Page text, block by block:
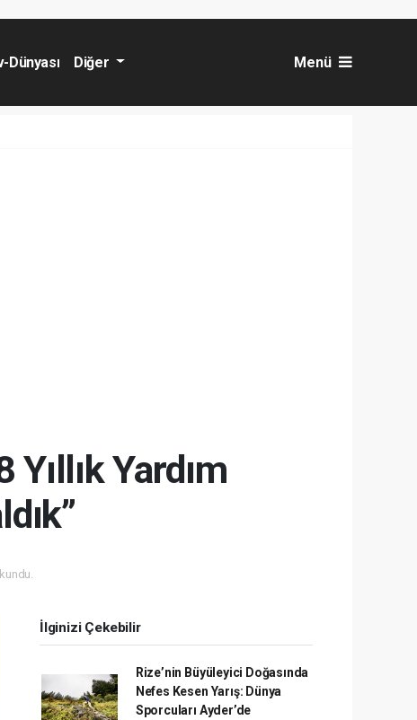
Dünyası Diğer Menü
Yardım
İlginizi Çekebilir
Rize’nin Büyüleyici Doğasında
Nefes Kesen Yarış: Dünya
Sporcuları Ayder’de